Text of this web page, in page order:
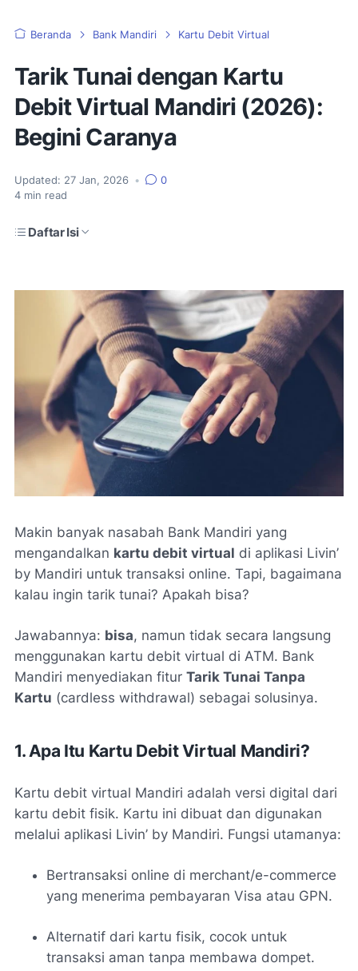
Beranda Bank Mandiri Kartu Debit Virtual
Tarik Tunai dengan Kartu
Debit Virtual Mandiri (2026):
Begini Caranya
Updated: 27 Jan, 2026 •
0
4 min read
Daftar Isi
Makin banyak nasabah Bank Mandiri yang
mengandalkan kartu debit virtual di aplikasi Livin’
by Mandiri untuk transaksi online. Tapi, bagaimana
kalau ingin tarik tunai? Apakah bisa?
Jawabannya: bisa, namun tidak secara langsung
menggunakan kartu debit virtual di ATM. Bank
Mandiri menyediakan fitur Tarik Tunai Tanpa
Kartu (cardless withdrawal) sebagai solusinya.
1. Apa Itu Kartu Debit Virtual Mandiri?
Kartu debit virtual Mandiri adalah versi digital dari
kartu debit fisik. Kartu ini dibuat dan digunakan
melalui aplikasi Livin’ by Mandiri. Fungsi utamanya:
Bertransaksi online di merchant/e-commerce
yang menerima pembayaran Visa atau GPN.
Alternatif dari kartu fisik, cocok untuk
transaksi aman tanpa membawa dompet.